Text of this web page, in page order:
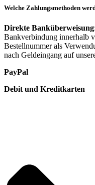
Welche Zahlungsmethoden
Direkte Banküberweisung
Bankverbindung innerhalb
Bestellnummer als
nach Geldeingang auf
PayPal
Debit und Kreditkarten